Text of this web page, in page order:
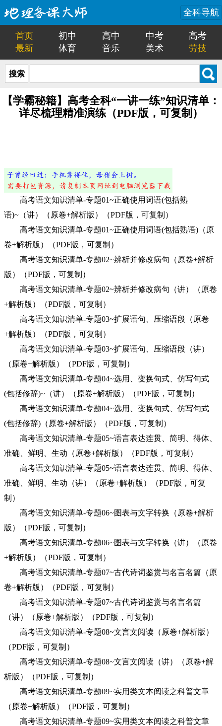
全科导航
首页 初中 高中 中考
高考
最新
体育 音乐 美术 劳技
搜索
【学霸秘籍】高考全科“一讲一练”知识清单：
详尽梳理精准演练（PDF版，可复制）
高考语文知识清单-专题01~正确使用词语(包括熟
语)~（讲）（原卷+解析版）（PDF版，可复制）
高考语文知识清单-专题01~正确使用词语(包括熟语)（原
卷+解析版）（PDF版，可复制）
高考语文知识清单-专题02~辨析并修改病句（原卷+解析
版）（PDF版，可复制）
高考语文知识清单-专题02~辨析并修改病句（讲）（原卷
+解析版）（PDF版，可复制）
高考语文知识清单-专题03~扩展语句、压缩语段（原卷
+解析版）（PDF版，可复制）
高考语文知识清单-专题03~扩展语句、压缩语段（讲）
（原卷+解析版）（PDF版，可复制）
高考语文知识清单-专题04~选用、变换句式、仿写句式
(包括修辞)~（讲）（原卷+解析版）（PDF版，可复制）
高考语文知识清单-专题04~选用、变换句式、仿写句式
(包括修辞)（原卷+解析版）（PDF版，可复制）
高考语文知识清单-专题05~语言表达连贯、简明、得体、
准确、鲜明、生动（原卷+解析版）（PDF版，可复制）
高考语文知识清单-专题05~语言表达连贯、简明、得体、
准确、鲜明、生动（讲）（原卷+解析版）（PDF版，可复
制）
高考语文知识清单-专题06~图表与文字转换（原卷+解析
版）（PDF版，可复制）
高考语文知识清单-专题06~图表与文字转换（讲）（原卷
+解析版）（PDF版，可复制）
高考语文知识清单-专题07~古代诗词鉴赏与名言名篇（原
卷+解析版）（PDF版，可复制）
高考语文知识清单-专题07~古代诗词鉴赏与名言名篇
（讲）（原卷+解析版）（PDF版，可复制）
高考语文知识清单-专题08~文言文阅读（原卷+解析版）
（PDF版，可复制）
高考语文知识清单-专题08~文言文阅读（讲）（原卷+解
析版）（PDF版，可复制）
高考语文知识清单-专题09~实用类文本阅读之科普文章
（原卷+解析版）（PDF版，可复制）
高考语文知识清单-专题09~实用类文本阅读之科普文章